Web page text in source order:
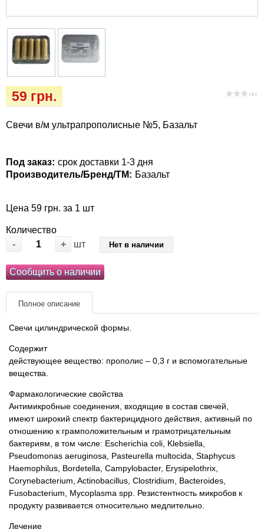
( 0 )
59 грн.
Свечи в/м ультрапрополисные №5, Базальт
Под заказ: срок доставки 1-3 дня
Производитель/Бренд/ТМ: Базальт
Цена 59 грн. за 1 шт
Количество
-
+ шт Нет в наличии
Сообщить о наличии
Полное описание
Свечи цилиндрической формы.
Содержит
действующее вещество: прополис – 0,3 г и вспомогательные
вещества.
Фармакологические свойства
Антимикробные соединения, входящие в состав свечей,
имеют широкий спектр бактерицидного действия, активный по
отношению к грамположительным и грамотрицательным
бактериям, в том числе: Escheriсhia coli, Klebsiella,
Pseudomonas aeruginosa, Pasteurella multocida, Staphycus
Haemophilus, Bordetella, Campylobacter, Erysipelothriх,
Corynebacterium, Actinobacillus, Clostridium, Bacteroides,
Fusobacterium, Mycoplasma spp. Резистентность микробов к
продукту развивается относительно медлительно.
Лечение
Ласощі та корма
Лежаки, домики, охлаждая коврики
Миски, автокормушки, поилки
Одежда и обувь
Послеоперационные средства и
Товары для голубей
Товары для лошадей
Товары для людей
Хозряд - хозтовары оптом
Популярные зоотовары
Архив / Снято с производства